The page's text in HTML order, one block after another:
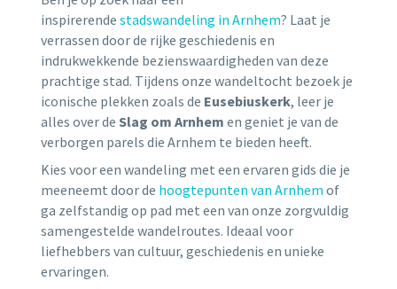
inspirerende stadswandeling in Arnhem? Laat je
verrassen door de rijke geschiedenis en
indrukwekkende bezienswaardigheden van deze
prachtige stad. Tijdens onze wandeltocht bezoek je
iconische plekken zoals de Eusebiuskerk, leer je
alles over de Slag om Arnhem en geniet je van de
verborgen parels die Arnhem te bieden heeft.
Kies voor een wandeling met een ervaren gids die je
meeneemt door de hoogtepunten van Arnhem of
ga zelfstandig op pad met een van onze zorgvuldig
samengestelde wandelroutes. Ideaal voor
liefhebbers van cultuur, geschiedenis en unieke
ervaringen.